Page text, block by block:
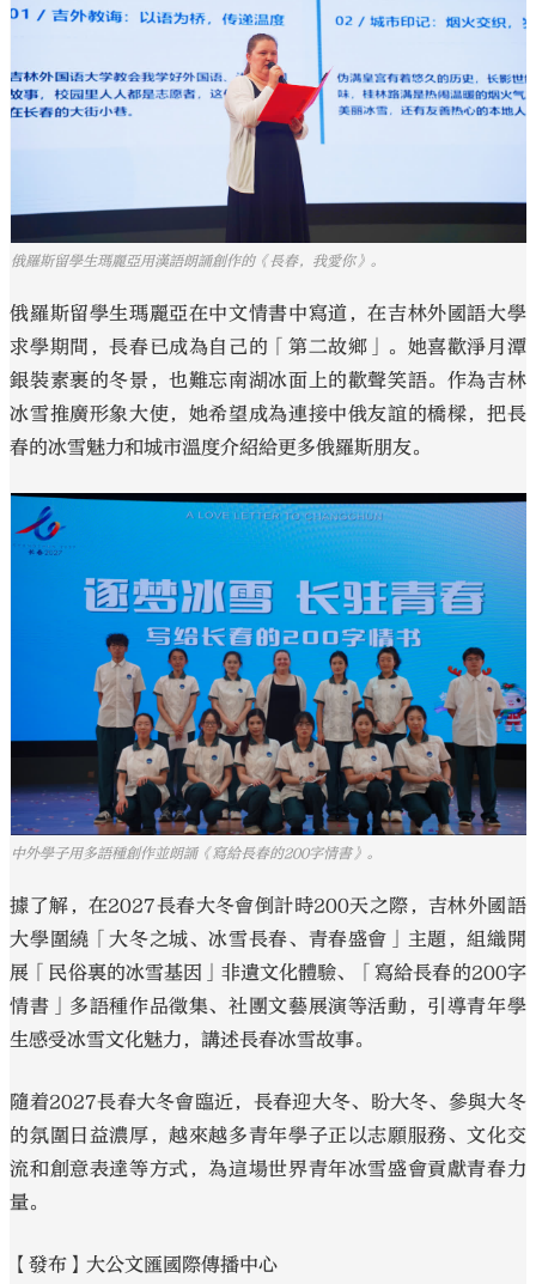
俄羅斯留學生瑪麗亞用漢語朗誦創作的《長春，我愛你》。
俄羅斯留學生瑪麗亞在中文情書中寫道，在吉林外國語大學
求學期間，長春已成為自己的「第二故鄉」。她喜歡淨月潭
銀裝素裹的冬景，也難忘南湖冰面上的歡聲笑語。作為吉林
冰雪推廣形象大使，她希望成為連接中俄友誼的橋樑，把長
春的冰雪魅力和城市溫度介紹給更多俄羅斯朋友。
中外學子用多語種創作並朗誦《寫給長春的200字情書》。
據了解，在2027長春大冬會倒計時200天之際，吉林外國語
大學圍繞「大冬之城、冰雪長春、青春盛會」主題，組織開
展「民俗裏的冰雪基因」非遺文化體驗、「寫給長春的200字
情書」多語種作品徵集、社團文藝展演等活動，引導青年學
生感受冰雪文化魅力，講述長春冰雪故事。
隨着2027長春大冬會臨近，長春迎大冬、盼大冬、參與大冬
的氛圍日益濃厚，越來越多青年學子正以志願服務、文化交
流和創意表達等方式，為這場世界青年冰雪盛會貢獻青春力
量。
【發布】大公文匯國際傳播中心